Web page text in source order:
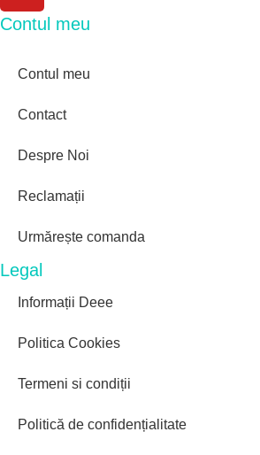
Contul meu
Contul meu
Contact
Despre Noi
Reclamații
Urmărește comanda
Legal
Informații Deee
Politica Cookies
Termeni si condiții
Politică de confidențialitate